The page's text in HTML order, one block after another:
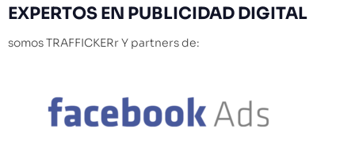
EXPERTOSEN PUBLICIDAD DIGITAL
somos TRAFFICKERr Y partners de: